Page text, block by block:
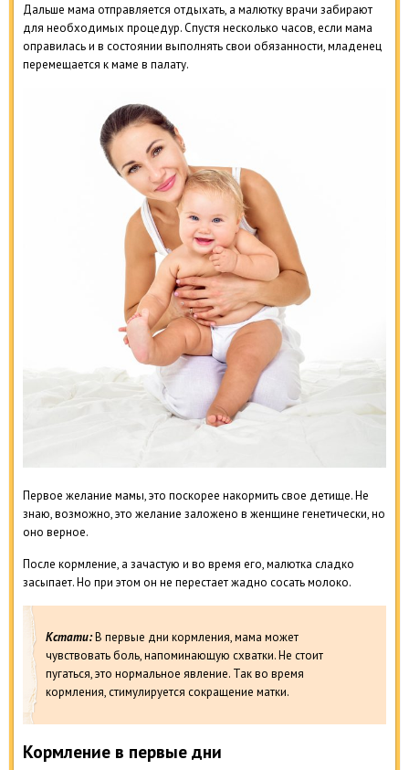
Дальше мама отправляется отдыхать, а малютку врачи забирают
для необходимых процедур. Спустя несколько часов, если мама
оправилась и в состоянии выполнять свои обязанности, младенец
перемещается к маме в палату.
Первое желание мамы, это поскорее накормить свое детище. Не
знаю, возможно, это желание заложено в женщине генетически, но
оно верное.
После кормление, а зачастую и во время его, малютка сладко
засыпает. Но при этом он не перестает жадно сосать молоко.
Кстати:В первые дни кормления, мама может
чувствовать боль, напоминающую схватки. Не стоит
пугаться, это нормальное явление. Так во время
кормления, стимулируется сокращение матки.
Кормление в первые дни